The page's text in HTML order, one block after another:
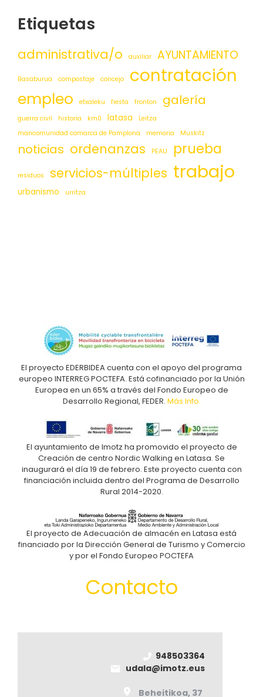
Etiquetas
administrativa/o auxiliar AYUNTAMIENTO
Basaburua compostaje concejo contratación
empleo etxaleku fiesta fronton galería
guerra civil historia km0 latasa
Leitza
mancomunidad comarca de Pamplona
memoria Muskitz
noticias ordenanzas PEAU prueba
residuos servicios-múltiples trabajo
urbanismo urritza
El proyecto EDERBIDEA cuenta con el apoyo del programa
europeo INTERREG POCTEFA. Está cofinanciado por la Unión
Europea en un 65% a través del Fondo Europeo de
Desarrollo Regional, FEDER. Más Info.
El ayuntamiento de Imotz ha promovido el proyecto de
Creación de centro Nordic Walking en Latasa. Se
inaugurará el día 19 de febrero. Este proyecto cuenta con
financiación incluida dentro del Programa de Desarrollo
Rural 2014-2020.
El proyecto de Adecuación de almacén en Latasa está
financiado por la Dirección General de Turismo y Comercio
y por el Fondo Europeo POCTEFA
Contacto
948503364
udala@imotz.eus
Beheitikoa, 37